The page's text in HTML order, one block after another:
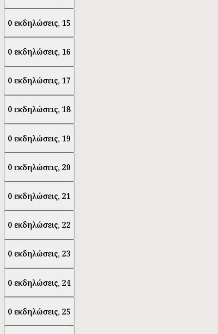
0 εκδηλώσεις, 15
0 εκδηλώσεις, 16
0 εκδηλώσεις, 17
0 εκδηλώσεις, 18
0 εκδηλώσεις, 19
0 εκδηλώσεις, 20
0 εκδηλώσεις, 21
0 εκδηλώσεις, 22
0 εκδηλώσεις, 23
0 εκδηλώσεις, 24
0 εκδηλώσεις, 25